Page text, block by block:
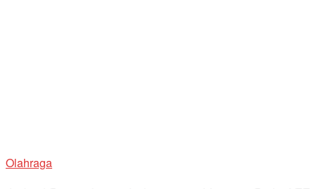
Olahraga